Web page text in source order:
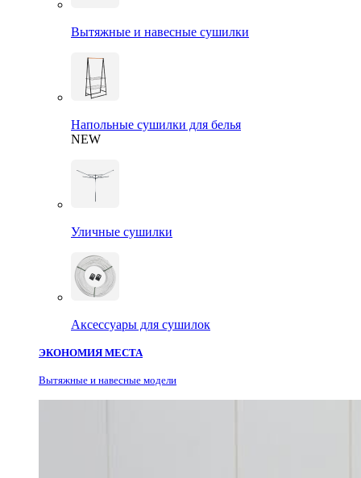
Вытяжные и навесные сушилки
Напольные сушилки для белья
NEW
Уличные сушилки
Аксессуары для сушилок
ЭКОНОМИЯ МЕСТА
Вытяжные и навесные модели